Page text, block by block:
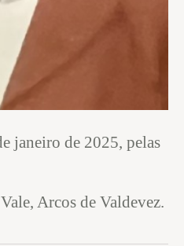
janeiro de 2025, pelas
Arcos de Valdevez.